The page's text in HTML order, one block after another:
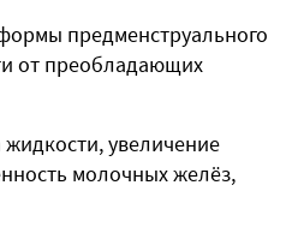
предменструального
от преобладающих
увеличение
молочных желёз,